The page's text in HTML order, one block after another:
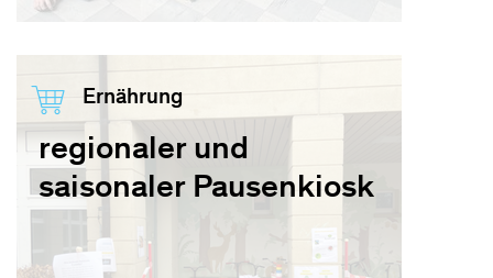
Ernährung
regionaler und
saisonaler Pausenkiosk